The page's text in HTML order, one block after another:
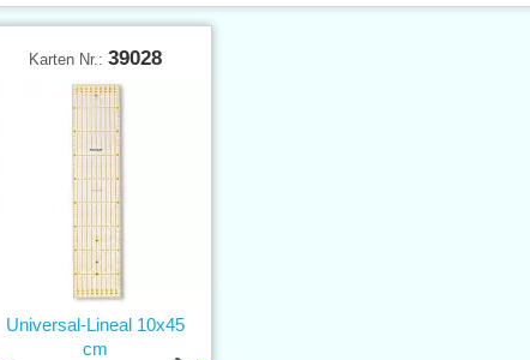
Karten Nr.: 39028
Universal-Lineal 10x45
cm